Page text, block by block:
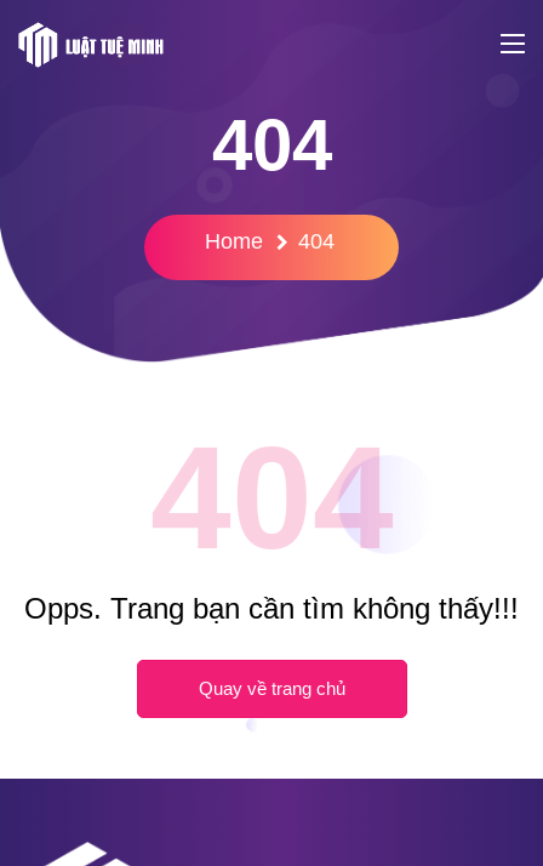
404
Home 404
404
Opps. Trang bạn cần tìm không thấy!!!
Quay về trang chủ